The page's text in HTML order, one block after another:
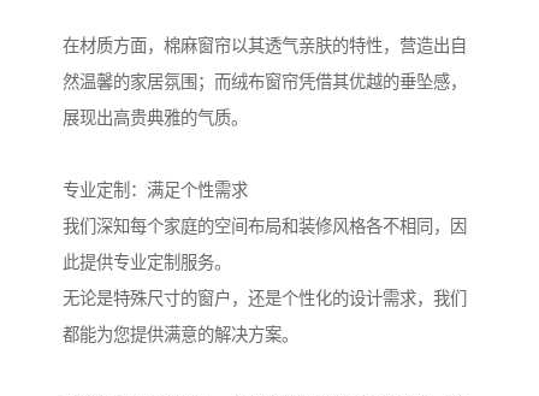
在材质方面，棉麻窗帘以其透气亲肤的特性，营造出自
然温馨的家居氛围；而绒布窗帘凭借其优越的垂坠感，
展现出高贵典雅的气质。
专业定制：满足个性需求
我们深知每个家庭的空间布局和装修风格各不相同，因
此提供专业定制服务。
无论是特殊尺寸的窗户，还是个性化的设计需求，我们
都能为您提供满意的解决方案。